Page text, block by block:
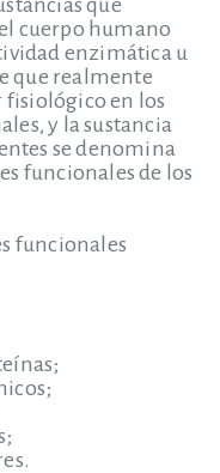
que
cuerpo humano
enzimática u
que realmente
fisiológico en los
y la sustancia
se denomina
funcionales de los
funcionales